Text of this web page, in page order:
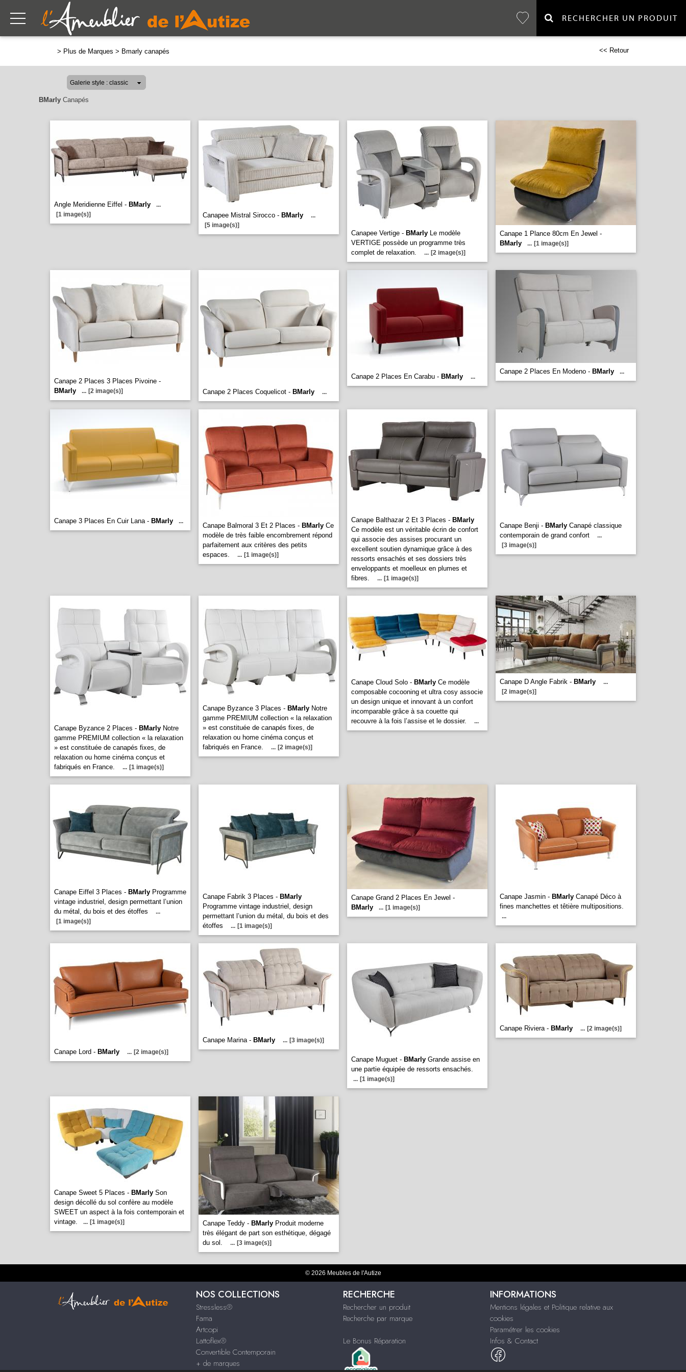
RECHERCHER UN PRODUIT
> Plus de Marques > Bmarly canapés << Retour
BMarly Canapés
Angle Meridienne Eiffel - BMarly
...
[1 image(s)]
Canapee Mistral Sirocco - BMarly
...
[5 image(s)]
Canapee Vertige - BMarly Le modèle
VERTIGE possède un programme très
complet de relaxation.
... [2 image(s)]
Canape 1 Plance 80cm En Jewel -
BMarly
... [1 image(s)]
Canape 2 Places 3 Places Pivoine -
BMarly
... [2 image(s)] Canape 2 Places Coquelicot - BMarly ...
Canape 2 Places En Carabu - BMarly ...
Canape 2 Places En Modeno - BMarly ...
Canape 3 Places En Cuir Lana - BMarly ...
Canape Balmoral 3 Et 2 Places - BMarly Ce
modèle de très faible encombrement répond
parfaitement aux critères des petits
espaces.
... [1 image(s)]
Canape Balthazar 2 Et 3 Places - BMarly
Ce modèle est un véritable écrin de confort
qui associe des assises procurant un
excellent soutien dynamique grâce à des
ressorts ensachés et ses dossiers très
enveloppants et moelleux en plumes et
fibres.
... [1 image(s)]
Canape Benji - BMarly Canapé classique
contemporain de grand confort
...
[3 image(s)]
Canape Byzance 2 Places - BMarly Notre
gamme PREMIUM collection « la relaxation
» est constituée de canapés fixes, de
relaxation ou home cinéma conçus et
fabriqués en France.
... [1 image(s)]
Canape Byzance 3 Places - BMarly Notre
gamme PREMIUM collection « la relaxation
» est constituée de canapés fixes, de
relaxation ou home cinéma conçus et
fabriqués en France.
... [2 image(s)]
Canape Cloud Solo - BMarly Ce modèle
composable cocooning et ultra cosy associe
un design unique et innovant à un confort
incomparable grâce à sa couette qui
recouvre à la fois l’assise et le dossier.
...
Canape D Angle Fabrik - BMarly
...
[2 image(s)]
Canape Eiffel 3 Places - BMarly Programme
vintage industriel, design permettant l’union
du métal, du bois et des étoffes
...
[1 image(s)]
Canape Fabrik 3 Places - BMarly
Programme vintage industriel, design
permettant l’union du métal, du bois et des
étoffes
... [1 image(s)]
Canape Grand 2 Places En Jewel -
BMarly
... [1 image(s)]
Canape Jasmin - BMarly Canapé Déco à
fines manchettes et têtière multipositions.
...
Canape Lord - BMarly ... [2 image(s)]
Canape Marina - BMarly ... [3 image(s)]
Canape Muguet - BMarly Grande assise en
une partie équipée de ressorts ensachés.
... [1 image(s)]
Canape Riviera - BMarly ... [2 image(s)]
Canape Sweet 5 Places - BMarly Son
design décollé du sol confère au modèle
SWEET un aspect à la fois contemporain et
vintage.
... [1 image(s)] Canape Teddy - BMarly Produit moderne
très élégant de part son esthétique, dégagé
du sol.
... [3 image(s)]
© 2026 Meubles de l'Autize
NOS COLLECTIONS
Stressless®
Fama
Artcopi
Lattoflex®
Convertible Contemporain
+ de marques
RECHERCHE
Rechercher un produit
Recherche par marque
Le Bonus Réparation
INFORMATIONS
Mentions légales et Politique relative aux
cookies
Paramétrer les cookies
Infos & Contact